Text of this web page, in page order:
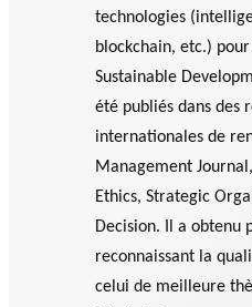
technologies
blockchain, etc.)
Sustainable
été publiés dans des
internationales de
Management
Ethics, Strategic
Decision. Il a obtenu
reconnaissant la
celui de meilleure